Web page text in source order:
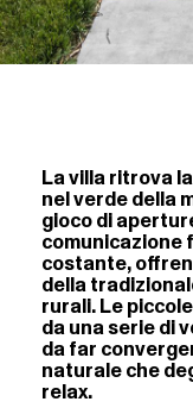
La villa ritrova
nel verde della
gioco di
comunicazione
costante,
della
rurali. Le
da una serie di
da far
naturale che
relax.